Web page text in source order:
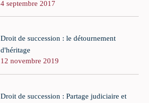
4 septembre 2017
Droit de succession : le détournement
d'héritage
12 novembre 2019
Droit de succession : Partage judiciaire et